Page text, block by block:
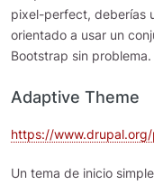
pixel-perfect, deberías
orientado a usar un
Bootstrap sin problema.
Adaptive Theme
https://
Un tema de inicio